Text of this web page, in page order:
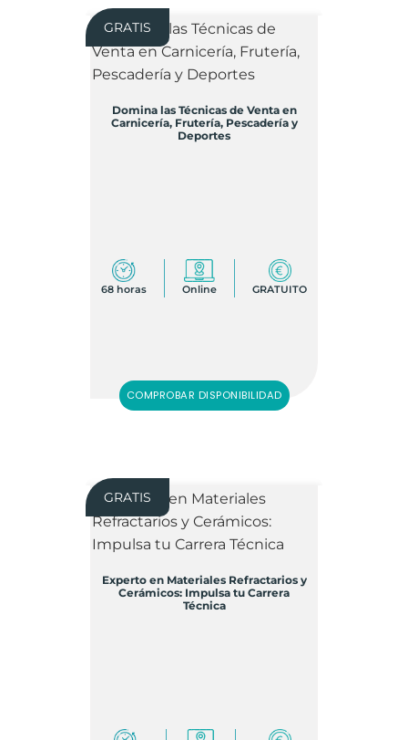
GRATIS
Domina las Técnicas de Venta en
Carnicería, Frutería, Pescadería y
Deportes
68 horas Online GRATUITO
COMPROBAR DISPONIBILIDAD
GRATIS
Experto en Materiales Refractarios y
Cerámicos: Impulsa tu Carrera
Técnica